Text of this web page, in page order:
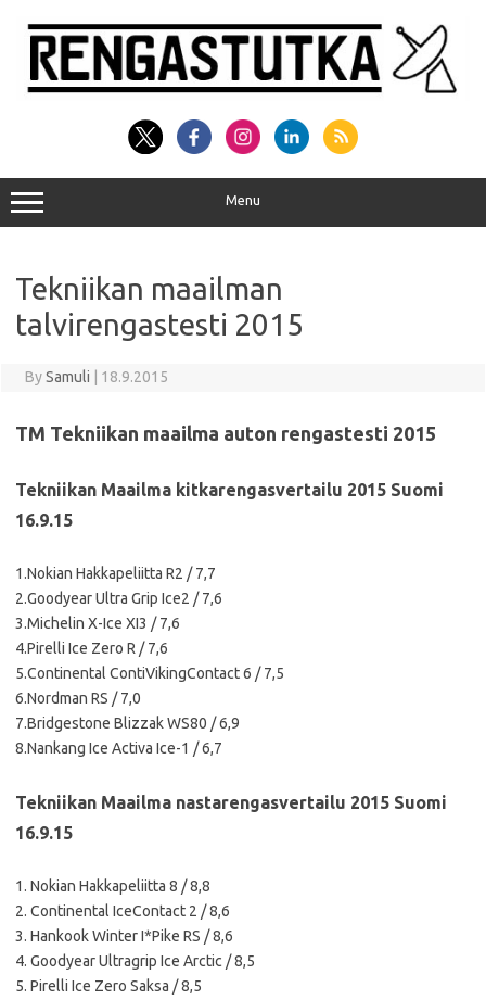
content
Menu
Tekniikan maailman
talvirengastesti 2015
BySamuli 18.9.2015
TM Tekniikan maailma auton rengastesti 2015
Tekniikan Maailma kitkarengasvertailu 2015 Suomi
16.9.15
1.Nokian Hakkapeliitta R2 / 7,7
2.Goodyear Ultra Grip Ice2 / 7,6
3.Michelin X-Ice XI3 / 7,6
4.Pirelli Ice Zero R / 7,6
5.Continental ContiVikingContact 6 / 7,5
6.Nordman RS / 7,0
7.Bridgestone Blizzak WS80 / 6,9
8.Nankang Ice Activa Ice-1 / 6,7
Tekniikan Maailma nastarengasvertailu 2015 Suomi
16.9.15
1. Nokian Hakkapeliitta 8 / 8,8
2. Continental IceContact 2 / 8,6
3. Hankook Winter I*Pike RS / 8,6
4. Goodyear Ultragrip Ice Arctic / 8,5
5. Pirelli Ice Zero Saksa / 8,5